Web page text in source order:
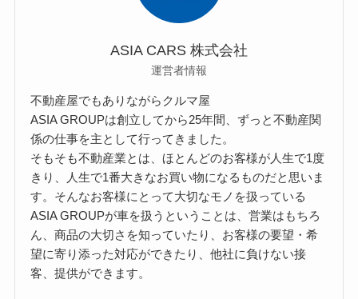
ASIA CARS 株式会社
運営者情報
不動産屋でもありながらクルマ屋
ASIA GROUPは創立してから25年間、ずっと不動産関
係の仕事を主として行ってきました。
そもそも不動産業とは、ほとんどのお客様が人生で1度
きり、人生で1番大きなお買い物になるものだと思いま
す。そんなお客様にとって大切なモノを扱っている
ASIA GROUPが車を扱うということは、営業はもちろ
ん、商品の大切さを知っていたり、お客様の要望・希
望に寄り添った対応ができたり、他社に負けない接
客、提供ができます。